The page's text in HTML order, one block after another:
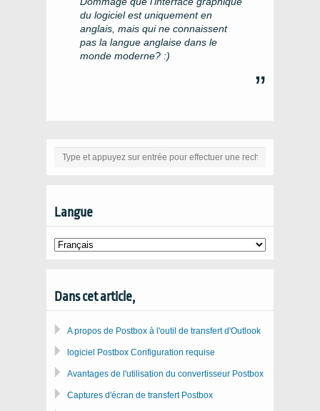
du logiciel est uniquement en
anglais, mais qui ne connaissent
pas la langue anglaise dans le
monde moderne? :)
Langue
Dans cet article,
A propos de Postbox à l'outil de transfert d'Outlook
logiciel Postbox Configuration requise
Avantages de l'utilisation du convertisseur Postbox
Captures d'écran de transfert Postbox